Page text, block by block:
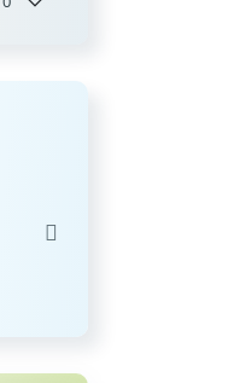
Республики Беларусь